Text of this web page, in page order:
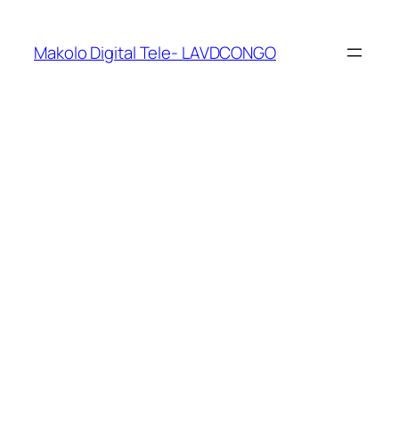
Makolo Digital Tele- LAVDCONGO